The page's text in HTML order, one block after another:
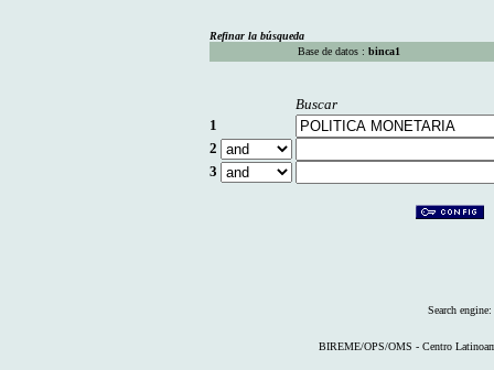
Refinar la búsqueda
Base de datos : binca1
Buscar
1
2
3
Search engine:
BIREME/OPS/OMS - Centro